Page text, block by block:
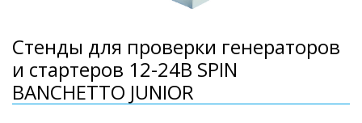
Стенды для проверки генераторов
и стартеров 12-24В SPIN
BANCHETTO JUNIOR